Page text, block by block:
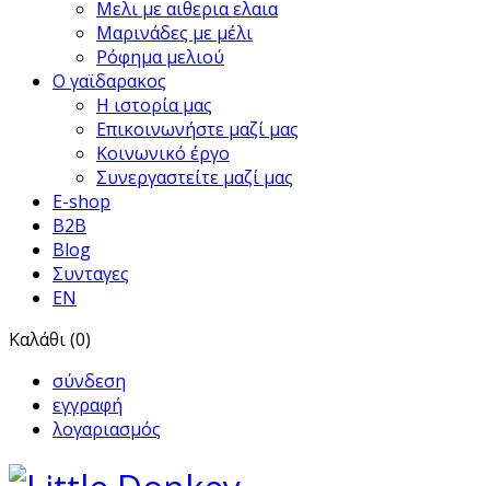
Μελι με αιθερια ελαια
Μαρινάδες με μέλι
Ρόφημα μελιού
Ο γαϊδαρακος
Η ιστορία μας
Επικοινωνήστε μαζί μας
Κοινωνικό έργο
Συνεργαστείτε μαζί μας
E-shop
B2B
Blog
Συνταγες
EN
Καλάθι (0)
σύνδεση
εγγραφή
λογαριασμός